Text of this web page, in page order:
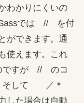
わかりにくいの
Sassでは // を付
ができます。通
えます。これ
ですが // のコ
。そして ／＊
た場合は自動